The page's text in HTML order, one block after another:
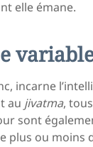
elle émane.
incarne
au jivatma,
sont
plus ou moins